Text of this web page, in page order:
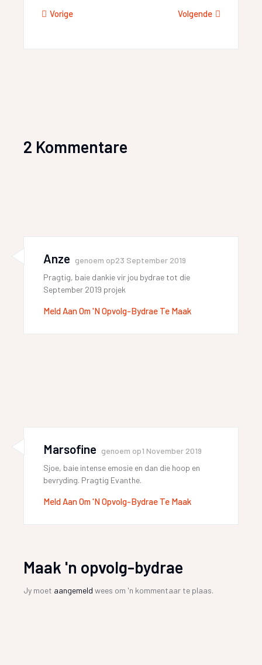
Vorige Volgende
2 Kommentare
Anze genoem op23 September 2019
Pragtig, baie dankie vir jou bydrae tot die
September 2019 projek
Meld Aan Om 'n Opvolg-Bydrae Te Maak
Marsofine genoem op1 November 2019
Sjoe, baie intense emosie en dan die hoop en
bevryding. Pragtig Evanthe.
Meld Aan Om 'n Opvolg-Bydrae Te Maak
Maak 'n opvolg-bydrae
Jy moet aangemeld wees om 'n kommentaar te plaas.